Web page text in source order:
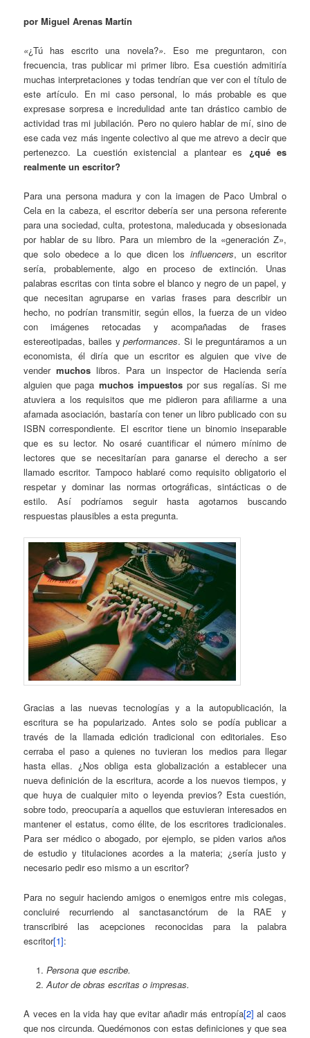
por Miguel Arenas Martín
«¿Tú has escrito una novela?». Eso me preguntaron, con
frecuencia, tras publicar mi primer libro. Esa cuestión admitiría
muchas interpretaciones y todas tendrían que ver con el título de
este artículo. En mi caso personal, lo más probable es que
expresase sorpresa e incredulidad ante tan drástico cambio de
actividad tras mi jubilación. Pero no quiero hablar de mí, sino de
ese cada vez más ingente colectivo al que me atrevo a decir que
pertenezco. La cuestión existencial a plantear es ¿qué es
realmente un escritor?
Para una persona madura y con la imagen de Paco Umbral o
Cela en la cabeza, el escritor debería ser una persona referente
para una sociedad, culta, protestona, maleducada y obsesionada
por hablar de su libro. Para un miembro de la «generación Z»,
que solo obedece a lo que dicen los influencers, un escritor
sería, probablemente, algo en proceso de extinción. Unas
palabras escritas con tinta sobre el blanco y negro de un papel, y
que necesitan agruparse en varias frases para describir un
hecho, no podrían transmitir, según ellos, la fuerza de un video
con imágenes retocadas y acompañadas de frases
estereotipadas, bailes yperformances. Si le preguntáramos a un
economista, él diría que un escritor es alguien que vive de
vendermuchos libros. Para un inspector de Hacienda sería
alguien que paga muchos impuestospor sus regalías. Si me
atuviera a los requisitos que me pidieron para afiliarme a una
afamada asociación, bastaría con tener un libro publicado con su
ISBN correspondiente. El escritor tiene un binomio inseparable
que es su lector. No osaré cuantificar el número mínimo de
lectores que se necesitarían para ganarse el derecho a ser
llamado escritor. Tampoco hablaré como requisito obligatorio el
respetar y dominar las normas ortográficas, sintácticas o de
estilo. Así podríamos seguir hasta agotarnos buscando
respuestas plausibles a esta pregunta.
Gracias a las nuevas tecnologías y a la autopublicación, la
escritura se ha popularizado. Antes solo se podía publicar a
través de la llamada edición tradicional con editoriales. Eso
cerraba el paso a quienes no tuvieran los medios para llegar
hasta ellas. ¿Nos obliga esta globalización a establecer una
nueva definición de la escritura, acorde a los nuevos tiempos, y
que huya de cualquier mito o leyenda previos? Esta cuestión,
sobre todo, preocuparía a aquellos que estuvieran interesados en
mantener el estatus, como élite, de los escritores tradicionales.
Para ser médico o abogado, por ejemplo, se piden varios años
de estudio y titulaciones acordes a la materia; ¿sería justo y
necesario pedir eso mismo a un escritor?
Para no seguir haciendo amigos o enemigos entre mis colegas,
concluiré recurriendo al sanctasanctórum de la RAE y
transcribiré las acepciones reconocidas para la palabra
escritor[1]:
Persona que escribe.
Autor de obras escritas o impresas.
A veces en la vida hay que evitar añadir más entropía[2] al caos
que nos circunda. Quedémonos con estas definiciones y que sea